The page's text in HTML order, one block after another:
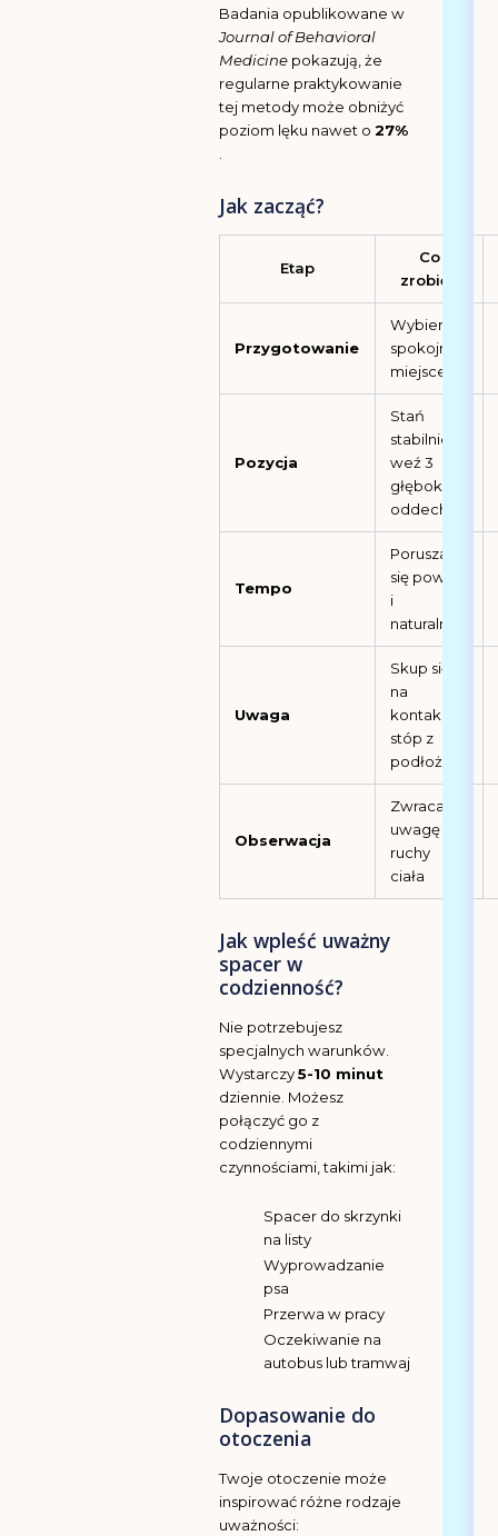
Badania opublikowane w
Journal of Behavioral
Medicine pokazują, że
regularne praktykowanie
tej metody może obniżyć
poziom lęku nawet o27%
Jak zacząć?
Etap
Co
zrobić?
Przygotowanie
Wybierz
spokojne
miejsce
Pozycja
Stań
stabilnie,
weź 3
głębokie
oddechy
Tempo
Poruszaj
się powoli
i
naturalnie
Uwaga
Skup się
na
kontakcie
stóp z
podłożem
Obserwacja
Zwracaj
uwagę na
ruchy
ciała
Jak wpleść uważny
spacer w
codzienność?
Nie potrzebujesz
specjalnych warunków.
Wystarczy5-10 minut
dziennie. Możesz
połączyć go z
codziennymi
czynnościami, takimi jak:
Spacer do skrzynki
na listy
Wyprowadzanie
psa
Przerwa w pracy
Oczekiwanie na
autobus lub tramwaj
Dopasowanie do
otoczenia
Twoje otoczenie może
inspirować różne rodzaje
uważności: